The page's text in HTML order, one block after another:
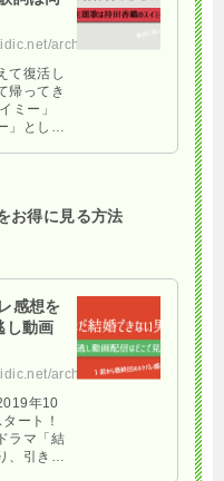
archives/8692
て復活し
帰ってき
ミー」
として
お得に見る方法
感想を
し動画
archives/6203
年10
ート！
ラマ「結
引き続